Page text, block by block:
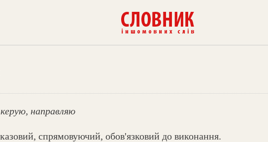
направляю
спрямовуючий, обов'язковий до виконання.